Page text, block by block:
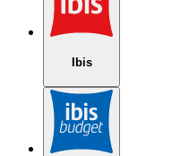
Ibis